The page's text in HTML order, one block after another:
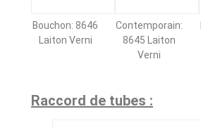
Bouchon: 8646
Laiton Verni
Contemporain:
8645 Laiton
Verni
Raccord de tubes :